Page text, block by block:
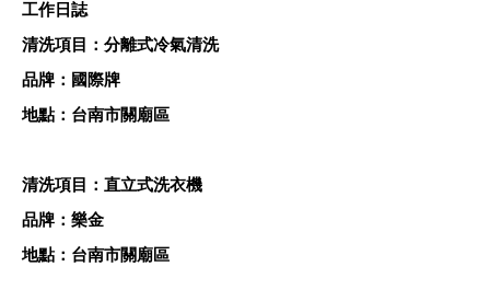
工作日誌
清洗項目：分離式冷氣清洗
品牌：國際牌
地點：台南市關廟區
清洗項目：直立式洗衣機
品牌：樂金
地點：台南市關廟區